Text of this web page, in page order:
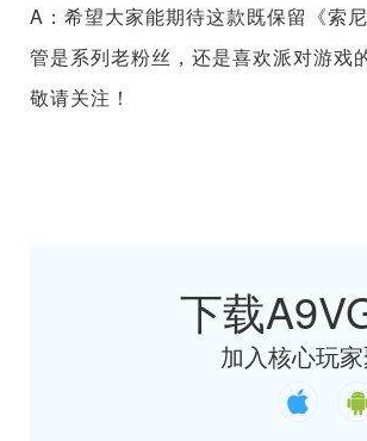
A：希望大家能期待这款既保留《索
管是系列老粉丝，还是喜欢派对游戏
敬请关注！
下载
加入核心玩